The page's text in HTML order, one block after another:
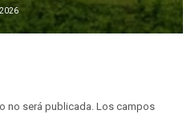
no será publicada. Los campos